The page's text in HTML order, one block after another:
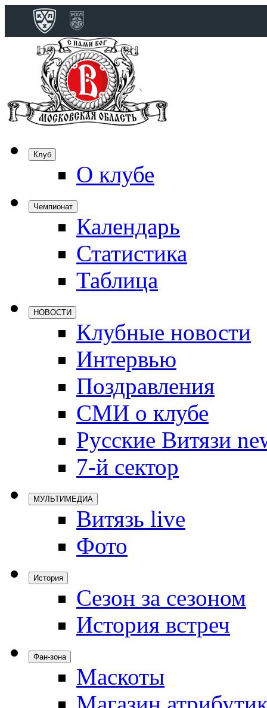
Клуб
О клубе
Чемпионат
Календарь
Статистика
Таблица
НОВОСТИ
Клубные новости
Интервью
Поздравления
СМИ о клубе
Русские Витязи
7-й сектор
МУЛЬТИМЕДИА
Витязь live
Фото
История
Сезон за сезоном
История встреч
Фан-зона
Маскоты